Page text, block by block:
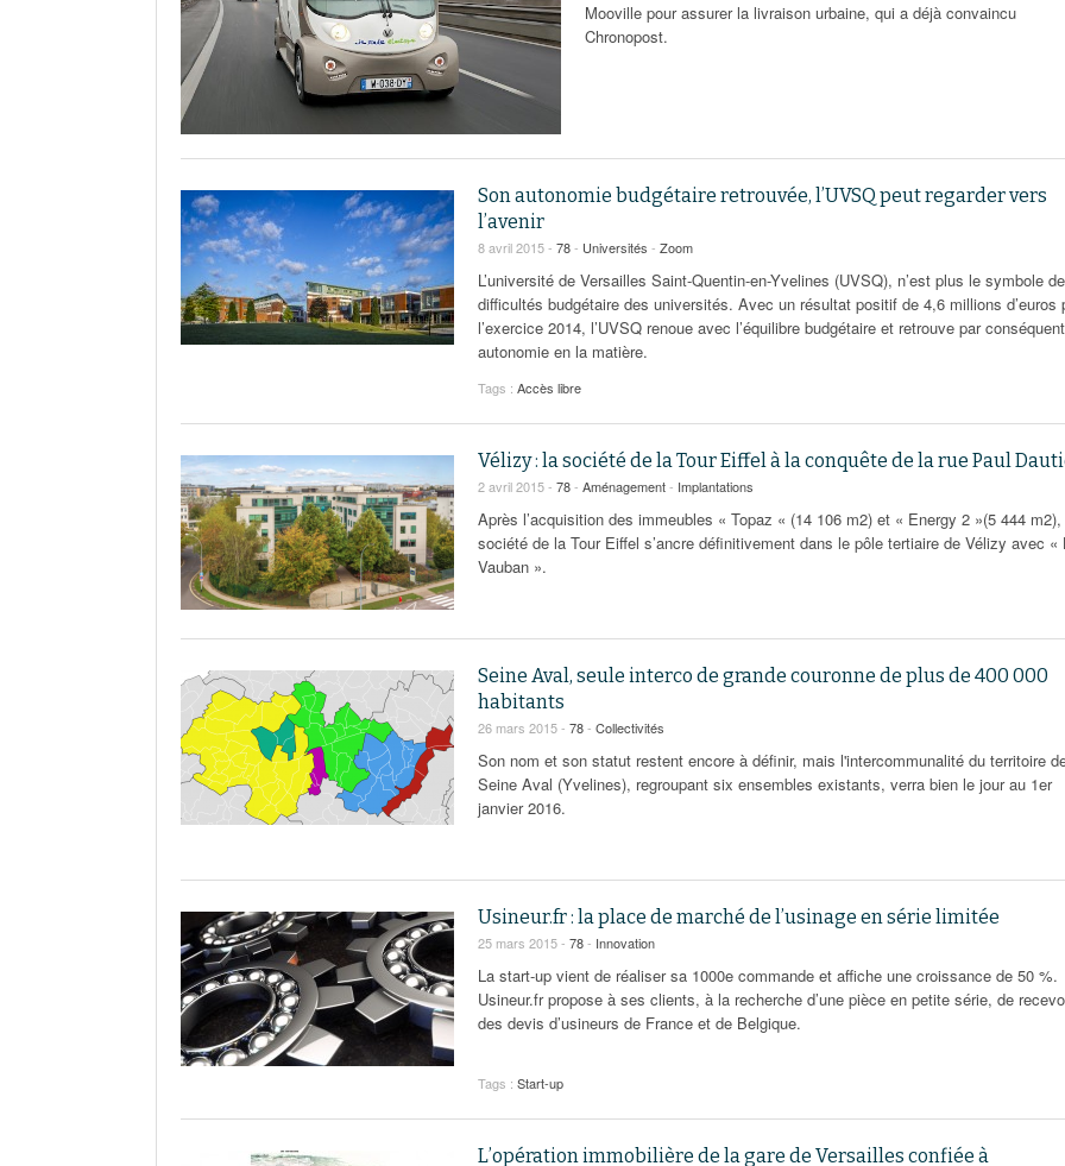
À Paris, les cadres de la tech et de la finance
janvier 2026
Cahier d’expert à destination des
janvier 2026
Exclusif –
feuille de
À Paris, les
redessinent
16 juillet 2026
Mooville pour assurer la livraison urbaine, qui a déjà convaincu
Chronopost.
Son autonomie budgétaire retrouvée, l’UVSQ peut regarder vers
l’avenir
8 avril 2015 - 78- Universités - Zoom
L’université de Versailles Saint-Quentin-en-Yvelines (UVSQ), n’est plus le symbole
difficultés budgétaire des universités. Avec un résultat positif de 4,6 millions d’euros
l’exercice 2014, l’UVSQ renoue avec l’équilibre budgétaire et retrouve par
autonomie en la matière.
Tags : Accès libre
Vélizy : la société de la Tour Eiffel à la conquête de la rue Paul
2 avril 2015 - 78- Aménagement- Implantations
Après l’acquisition des immeubles « Topaz « (14 106 m2) et « Energy 2 »(5 444
société de la Tour Eiffel s’ancre définitivement dans le pôle tertiaire de Vélizy avec «
Vauban ».
Seine Aval, seule interco de grande couronne de plus de 400 000
habitants
26 mars 2015 - 78- Collectivités
Son nom et son statut restent encore à définir, mais l'intercommunalité du territoire
Seine Aval (Yvelines), regroupant six ensembles existants, verra bien le jour au 1er
janvier 2016.
Usineur.fr : la place de marché de l’usinage en série limitée
25 mars 2015 - 78- Innovation
La start-up vient de réaliser sa 1000e commande et affiche une croissance de 50 %.
Usineur.fr propose à ses clients, à la recherche d’une pièce en petite série, de
des devis d’usineurs de France et de Belgique.
Tags : Start-up
L’opération immobilière de la gare de Versailles confiée à